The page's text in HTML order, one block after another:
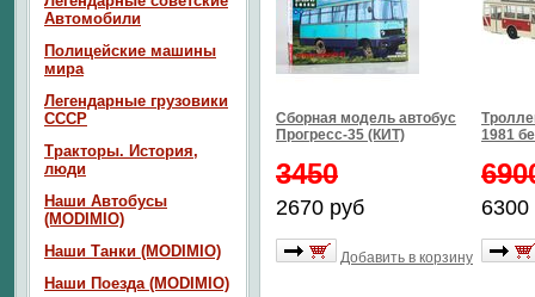
Сборная модель автобус
Прогресс-35 (КИТ)
3450
2670 руб
Добавить в корзину
1981
6300
Автомобили
Полицейские машины
мира
Легендарные грузовики
СССР
Тракторы. История,
люди
Наши Автобусы
(MODIMIO)
Наши Танки (MODIMIO)
Наши Поезда (MODIMIO)